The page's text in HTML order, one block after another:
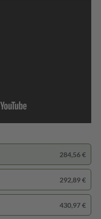
292,89 €
430,97 €
284,56 €